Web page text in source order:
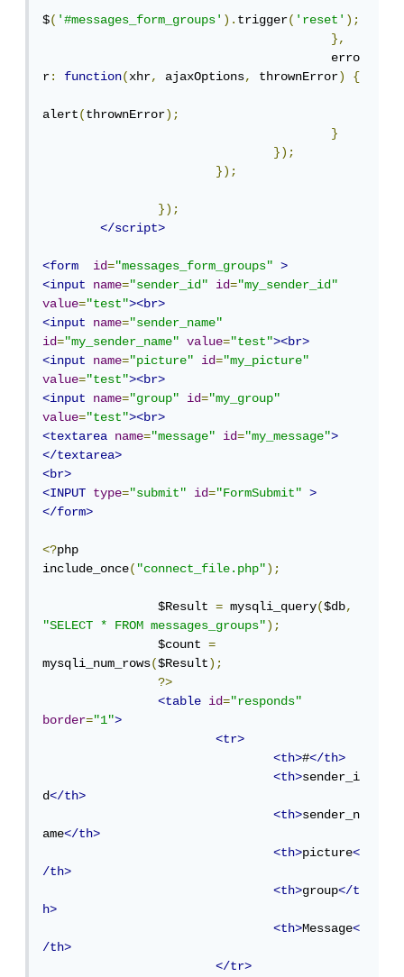
$('#messages_form_groups').trigger('reset');
},
					erro
r: function(xhr, ajaxOptions, thrownError) {
alert(thrownError);
}
});
});
});
</script>
<form id="messages_form_groups"
>
<input
name="sender_id" id="my_sender_id"
value="test"><br>
<input
name="sender_name"
id="my_sender_name" value="test"><br>
<input
name="picture" id="my_picture"
value="test"><br>
<input
name="group" id="my_group"
value="test"><br>
<textarea
name="message" id="my_message">
</textarea>
<br>
<INPUT
type="submit" id="FormSubmit"
>
</form>
<?php
include_once("connect_file.php");
		$Result
= mysqli_query($db,
"SELECT * FROM messages_groups");
		$count
=
mysqli_num_rows($Result);
?>
<table
id="responds"
border="1">
<tr>
<th>#</th>
<th>sender_i
d</th>
<th>sender_n
ame</th>
<th>picture<
/th>
<th>group</t
h>
<th>Message<
/th>
</tr>